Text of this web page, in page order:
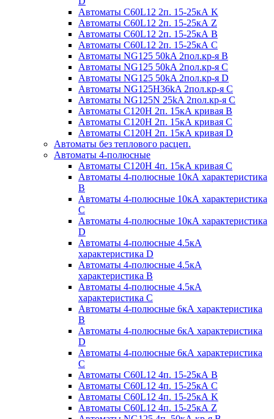
Автоматы C60L12 2п. 15-25кА K
Автоматы C60L12 2п. 15-25кА Z
Автоматы C60L12 2п. 15-25кА B
Автоматы C60L12 2п. 15-25кА C
Автоматы NG125 50kA 2пол.кр-я B
Автоматы NG125 50kA 2пол.кр-я C
Автоматы NG125 50kA 2пол.кр-я D
Автоматы NG125H36kA 2пол.кр-я C
Автоматы NG125N 25kA 2пол.кр-я C
Автоматы С120H 2п. 15кА кривая B
Автоматы С120H 2п. 15кА кривая C
Автоматы С120H 2п. 15кА кривая D
Автоматы без теплового расцеп.
Автоматы 4-полюсные
Автоматы С120H 4п. 15кА кривая C
Автоматы 4-полюсные 10кА характеристика
B
Автоматы 4-полюсные 10кА характеристика
C
Автоматы 4-полюсные 10кА характеристика
D
Автоматы 4-полюсные 4.5кА
характеристика D
Автоматы 4-полюсные 4.5кА
характеристика В
Автоматы 4-полюсные 4.5кА
характеристика С
Автоматы 4-полюсные 6кА характеристика
B
Автоматы 4-полюсные 6кА характеристика
D
Автоматы 4-полюсные 6кА характеристика
С
Автоматы C60L12 4п. 15-25кА B
Автоматы C60L12 4п. 15-25кА C
Автоматы C60L12 4п. 15-25кА K
Автоматы C60L12 4п. 15-25кА Z